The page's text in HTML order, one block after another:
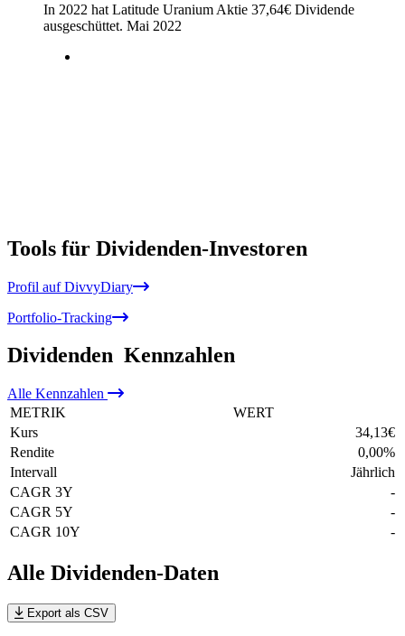
In 2022 hat Latitude Uranium Aktie 37,64€ Dividende
ausgeschüttet. Mai 2022
Tools für Dividenden-Investoren
Profil auf DivvyDiary
Portfolio-Tracking
Dividenden Kennzahlen
Alle Kennzahlen
METRIK
WERT
Kurs
34,13€
Rendite
0,00%
Intervall
Jährlich
CAGR 3Y
-
CAGR 5Y
-
CAGR 10Y
-
Alle Dividenden-Daten
Export als CSV